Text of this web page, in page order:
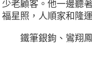
少老顧客。他一邊聽
福星照，人順家和隆
鐵筆銀鉤、鸞翔鳳